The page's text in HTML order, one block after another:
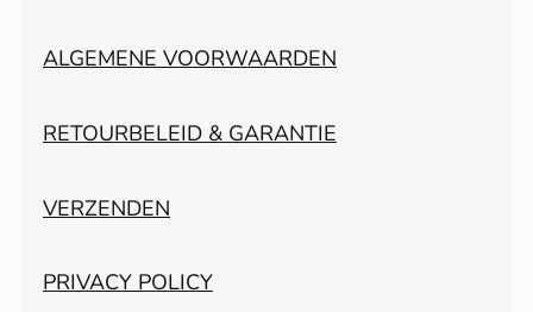
ALGEMENE VOORWAARDEN
RETOURBELEID & GARANTIE
VERZENDEN
PRIVACY POLICY